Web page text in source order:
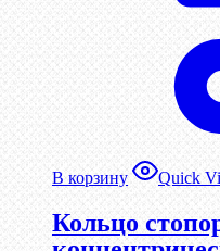
В корзину Quick
Кольцо